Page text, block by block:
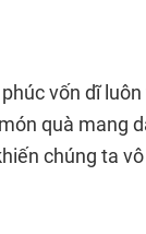
vốn dĩ
quà mang
chúng ta